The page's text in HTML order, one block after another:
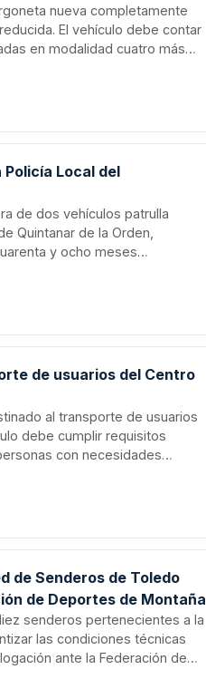
nueva completamente
El vehículo debe contar
en modalidad cuatro más
homologados. El contrato
de Sigüenza en materia de
Local del
de dos vehículos patrulla
Quintanar de la Orden,
y ocho meses
cualquier empresario
los accesorios necesarios
de usuarios del Centro
al transporte de usuarios
debe cumplir requisitos
con necesidades
de Albacete.
de Senderos de Toledo
de Deportes de Montaña
senderos pertenecientes a la
las condiciones técnicas
ante la Federación de